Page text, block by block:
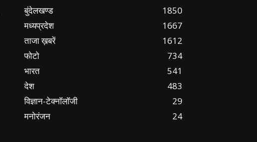
बुंदेलखण्ड
1850
मध्यप्रदेश
1667
ताजा ख़बरें
1612
फोटो
734
भारत
541
देश
483
विज्ञान-टेक्नॉलॉजी
29
मनोरंजन
24